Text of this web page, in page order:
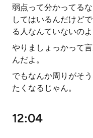
弱点って分かってる
してはいるんだけど
る人なんていないのよ
やりましょっかって
んだよ。
でもなんか周りがそ
たくなるじゃん。
12:04